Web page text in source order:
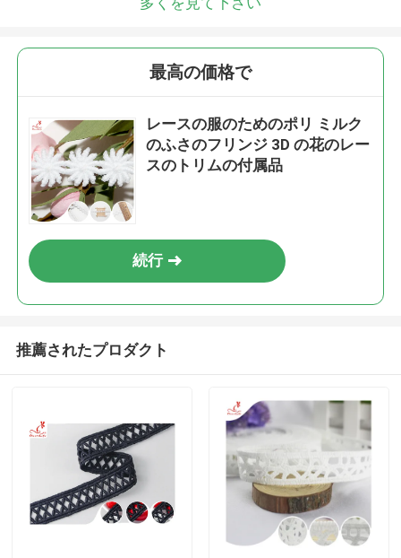
最高の価格で
レースの服のためのポリ ミルク
のふさのフリンジ 3D の花のレー
スのトリムの付属品
続行
推薦されたプロダクト